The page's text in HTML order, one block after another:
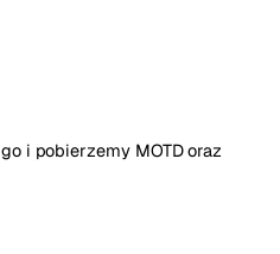
i pobierzemy MOTD oraz